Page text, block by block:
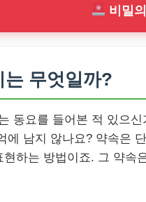
비밀
는 무엇일까?
동요를 들어본 적 있으
에 남지 않나요? 약속은
하는 방법이죠. 그 약속